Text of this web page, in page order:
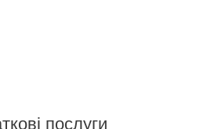
послуги